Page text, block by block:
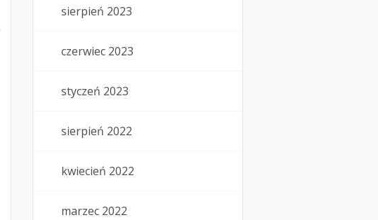
sierpień 2023
czerwiec 2023
styczeń 2023
sierpień 2022
kwiecień 2022
marzec 2022